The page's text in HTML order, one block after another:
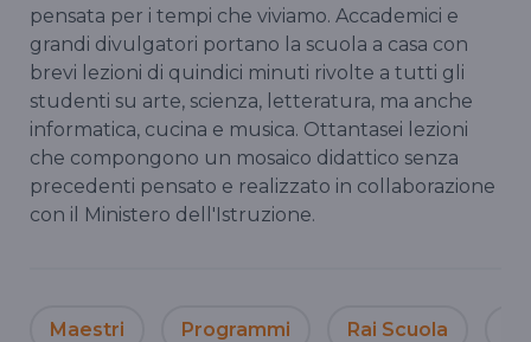
pensata per i tempi che viviamo. Accademici e
grandi divulgatori portano la scuola a casa con
brevi lezioni di quindici minuti rivolte a tutti gli
studenti su arte, scienza, letteratura, ma anche
informatica, cucina e musica. Ottantasei lezioni
che compongono un mosaico didattico senza
precedenti pensato e realizzato in collaborazione
con il Ministero dell'Istruzione.
Maestri Programmi Rai Scuola